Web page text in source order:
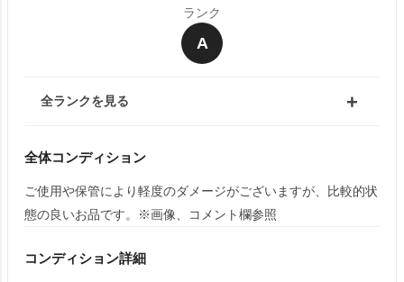
ランク
A
全ランクを見る
全体コンディション
ご使用や保管により軽度のダメージがございますが、比較的状
態の良いお品です。※画像、コメント欄参照
コンディション詳細